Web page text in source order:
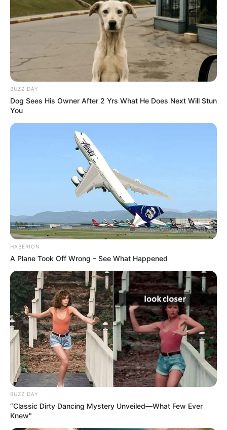
BUZZ DAY
Dog Sees His Owner After 2 Yrs What He Does Next Will Stun
You
HABERION
A Plane Took Off Wrong – See What Happened
BUZZ DAY
“Classic Dirty Dancing Mystery Unveiled—What Few Ever
Knew"